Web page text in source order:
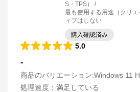
S・TPS）
最も使用する用途（クリエ
ィブはしない
購入確認済み
5.0
-
商品のバリエーション:Windows 11
処理速度 ： 満足している